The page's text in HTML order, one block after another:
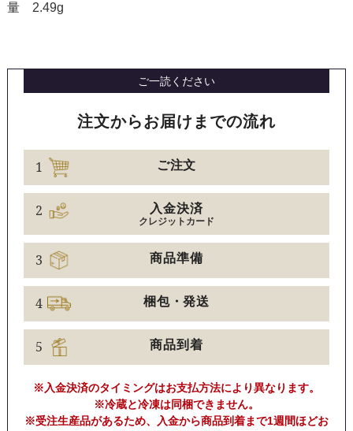
量 2.49g
ご一読ください
注文からお届けまでの流れ
1 ご注文
2 入金決済
クレジットカード
3 商品準備
4 梱包・発送
5 商品到着
※入金決済のタイミングはお支払方法により異なります。
※冷蔵と冷凍は同梱できません。
※受注生産品があるため、入金から商品到着まで1週間ほどお